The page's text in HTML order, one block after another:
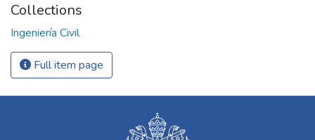
Collections
Ingeniería Civil
Full item page